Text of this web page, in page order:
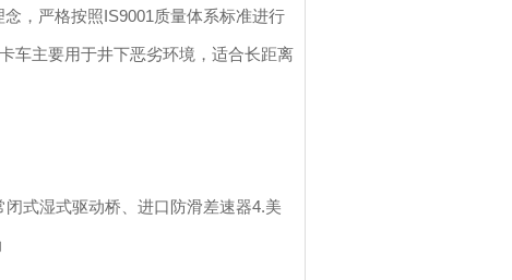
，严格按照IS9001质量体系标准进行
车主要用于井下恶劣环境，适合长距离
式湿式驱动桥、进口防滑差速器4.美